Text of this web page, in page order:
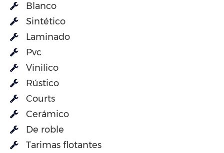
Blanco
Sintético
Laminado
Pvc
Vinilico
Rústico
Courts
Cerámico
De roble
Tarimas flotantes